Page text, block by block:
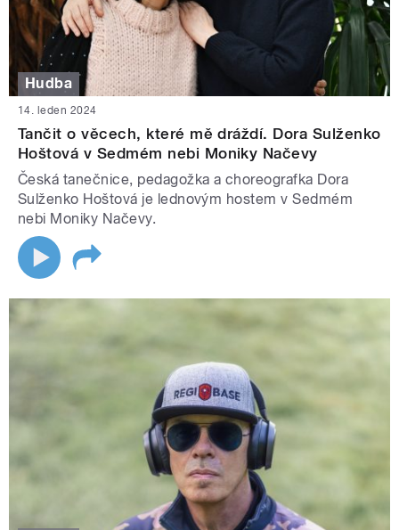
Hudba
14. leden 2024
Tančit o věcech, které mě dráždí. Dora Sulženko
Hoštová v Sedmém nebi Moniky Načevy
Česká tanečnice, pedagožka a choreografka Dora
Sulženko Hoštová je lednovým hostem v Sedmém
nebi Moniky Načevy.